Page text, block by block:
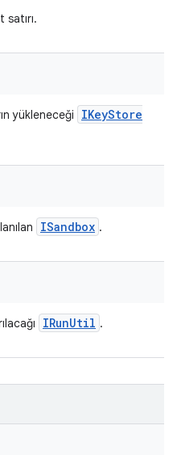
satırı.
yükleneceği IKeyStore
ISandbox .
IRunUtil .